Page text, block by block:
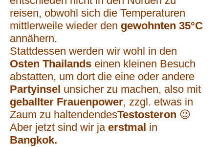
reisen, obwohl sich die Temperaturen
mittlerweile wieder den gewohnten 35°C
annähern.
Stattdessen werden wir wohl in den
Osten Thailands einen kleinen Besuch
abstatten, um dort die eine oder andere
Partyinsel unsicher zu machen, also mit
geballter Frauenpower, zzgl. etwas in
Zaum zu haltendendesTestosteron 😉
Aber jetzt sind wir ja erstmal in
Bangkok.